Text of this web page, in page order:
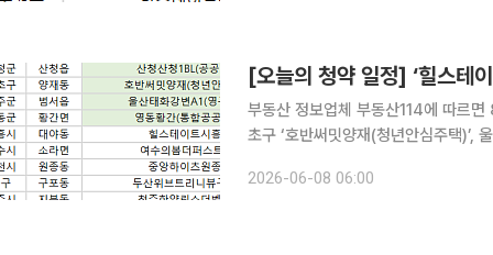
[오늘의 청약 일정] ‘힐스테
부동산 정보업체 부동산114에 따르면
초구 ‘호반써밋양재(청년안심주택)’,
전남 여수시 ‘여수의봄더퍼스트(민간
2026-06-08 06:00